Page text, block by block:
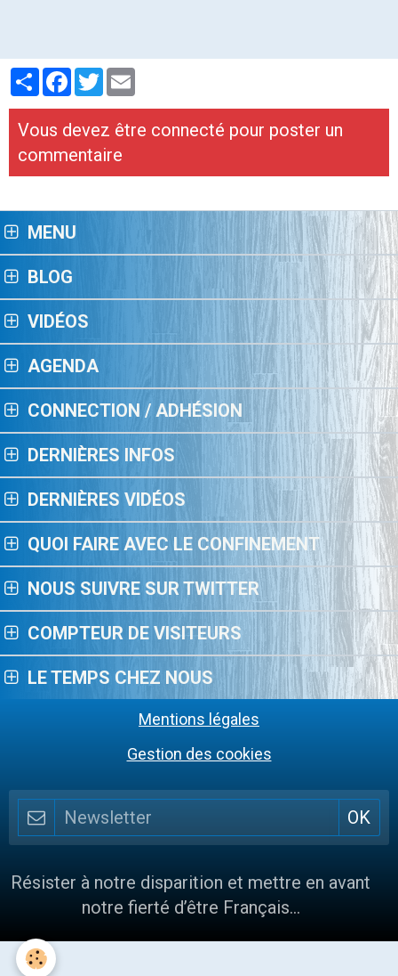
PartagerFacebook
Twitter
Vous devez être connecté pour poster un
commentaire
MENU
BLOG
VIDÉOS
AGENDA
CONNECTION / ADHÉSION
DERNIÈRES INFOS
DERNIÈRES VIDÉOS
QUOI FAIRE AVEC LE CONFINEMENT
NOUS SUIVRE SUR TWITTER
COMPTEUR DE VISITEURS
LE TEMPS CHEZ NOUS
Mentions légales
Gestion des cookies
Résister à notre disparition et mettre en avant
notre fierté d’être Français…